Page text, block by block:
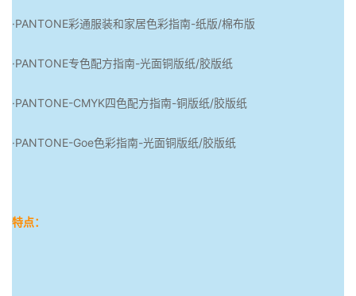
·PANTONE彩通服装和家居色彩指南-纸版/棉布版
·PANTONE专色配方指南-光面铜版纸/胶版纸
·PANTONE-CMYK四色配方指南-铜版纸/胶版纸
·PANTONE-Goe色彩指南-光面铜版纸/胶版纸
特点：